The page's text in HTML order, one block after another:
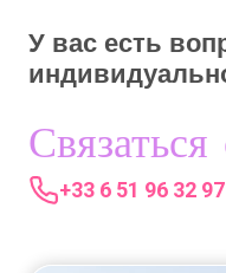
У вас есть
Связаться
+33 6 51 96 32 97